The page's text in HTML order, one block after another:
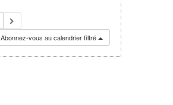
Abonnez-vous au calendrier filtré